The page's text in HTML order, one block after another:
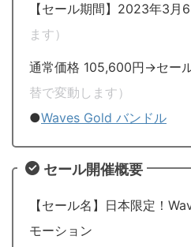
【セール期間】2023年3月
ます）
通常価格 105,600円→セー
替で変動します）
●Waves Gold バンドル
セール開催概要
【セール名】日本限定！
モーション